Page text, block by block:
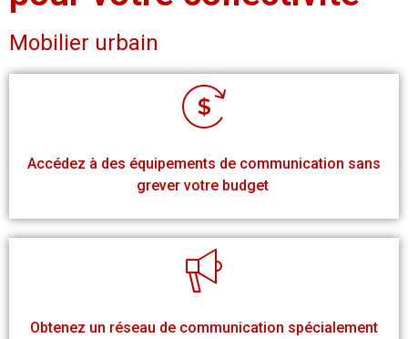
Mobilier urbain
Accédez à des équipements de communication sans
grever votre budget
Obtenez un réseau de communication spécialement